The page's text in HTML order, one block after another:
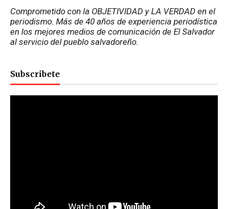
Comprometido con la OBJETIVIDAD y LA VERDAD en el
periodismo. Más de 40 años de experiencia periodística
en los mejores medios de comunicación de El Salvador
al servicio del pueblo salvadoreño.
Subscribete